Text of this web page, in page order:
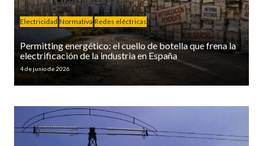
Electricidad Normativa Redes eléctricas
Permitting energético: el cuello de botella que frena la
electrificación de la industria en España
4 de junio de 2026